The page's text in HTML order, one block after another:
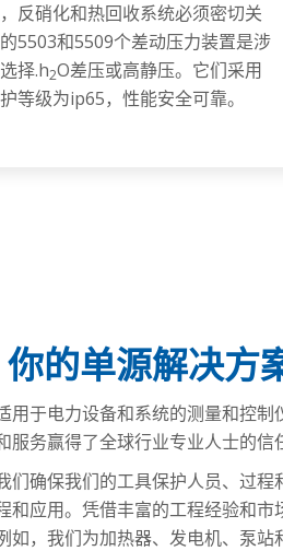
反硝化和热回收系统必须密切关
5503和5509个差动压力装置是涉
择.h2O差压或高静压。它们采用
等级为ip65，性能安全可靠。
的单源解决方
于电力设备和系统的测量和控
服务赢得了全球行业专业人士的信
们确保我们的工具保护人员、过
和应用。凭借丰富的工程经验和
如，我们为加热器、发电机、泵